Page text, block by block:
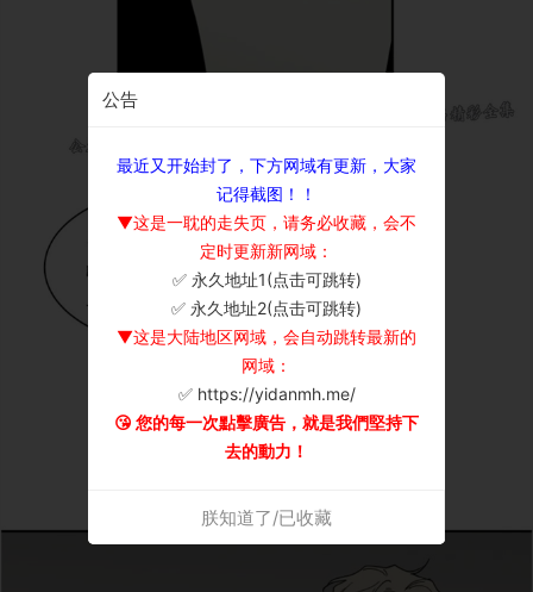
公告
最近又开始封了，下方网域有更新，大家
记得截图！！
▼这是一耽的走失页，请务必收藏，会不
定时更新新网域：
✅ 永久地址1(点击可跳转)
✅ 永久地址2(点击可跳转)
▼这是大陆地区网域，会自动跳转最新的
网域：
✅ https://yidanmh.me/
😘 您的每一次點擊廣告，就是我們堅持下
去的動力！
朕知道了/已收藏